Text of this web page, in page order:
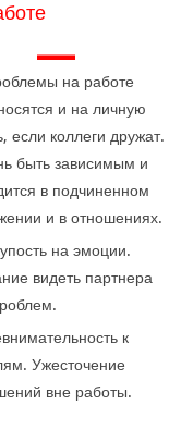
—
на работе
и на личную
если коллеги дружат.
быть зависимым и
в подчиненном
и в отношениях.
на эмоции.
видеть партнера
к
Ужесточение
вне работы.